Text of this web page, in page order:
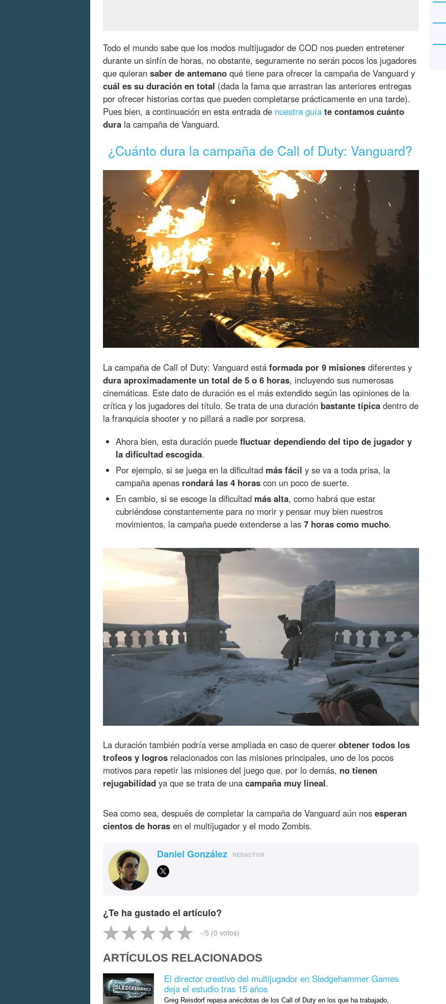
Todo el mundo sabe que los modos multijugador de COD nos pueden entretener
durante un sinfín de horas, no obstante, seguramente no serán pocos los jugadores
que quieran saber de antemano qué tiene para ofrecer la campaña de Vanguard y
cuál es su duración en total (dada la fama que arrastran las anteriores entregas
por ofrecer historias cortas que pueden completarse prácticamente en una tarde).
Pues bien, a continuación en esta entrada de nuestra guía te contamos cuánto
dura la campaña de Vanguard.
¿Cuánto dura la campaña de Call of Duty: Vanguard?
La campaña de Call of Duty: Vanguard está formada por 9 misiones diferentes y
dura aproximadamente un total de 5 o 6 horas, incluyendo sus numerosas
cinemáticas. Este dato de duración es el más extendido según las opiniones de la
crítica y los jugadores del título. Se trata de una duración bastante típica dentro de
la franquicia shooter y no pillará a nadie por sorpresa.
Ahora bien, esta duración puede fluctuar dependiendo del tipo de jugador y
la dificultad escogida.
Por ejemplo, si se juega en la dificultad más fácil y se va a toda prisa, la
campaña apenas rondará las 4 horas con un poco de suerte.
En cambio, si se escoge la dificultad más alta, como habrá que estar
cubriéndose constantemente para no morir y pensar muy bien nuestros
movimientos, la campaña puede extenderse a las 7 horas como mucho.
La duración también podría verse ampliada en caso de querer obtener todos los
trofeos y logros relacionados con las misiones principales, uno de los pocos
motivos para repetir las misiones del juego que, por lo demás, no tienen
rejugabilidad ya que se trata de una campaña muy lineal.
Sea como sea, después de completar la campaña de Vanguard aún nos esperan
cientos de horas en el multijugador y el modo Zombis.
Daniel González REDACTOR
¿Te ha gustado el artículo?
-/5 (0 votos)
ARTÍCULOS RELACIONADOS
El director creativo del multijugador en Sledgehammer Games
deja el estudio tras 15 años
Greg Reisdorf repasa anécdotas de los Call of Duty en los que ha trabajado,